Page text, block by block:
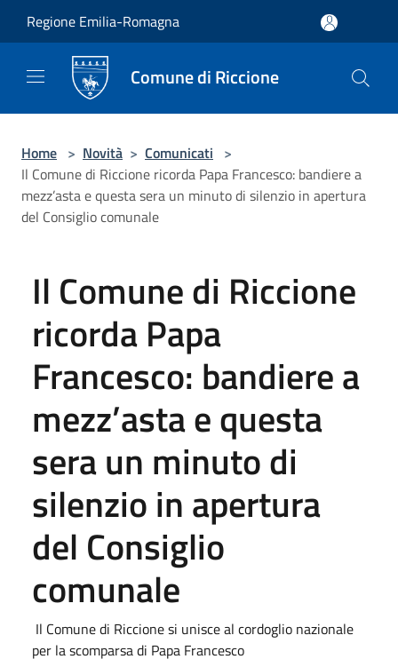
Regione Emilia-Romagna
Comune di Riccione
Home > Novità > Comunicati >
Il Comune di Riccione ricorda Papa Francesco: bandiere a
mezz’asta e questa sera un minuto di silenzio in apertura
del Consiglio comunale
Il Comune di Riccione
ricorda Papa
Francesco: bandiere a
mezz’asta e questa
sera un minuto di
silenzio in apertura
del Consiglio
comunale
Il Comune di Riccione si unisce al cordoglio nazionale
per la scomparsa di Papa Francesco